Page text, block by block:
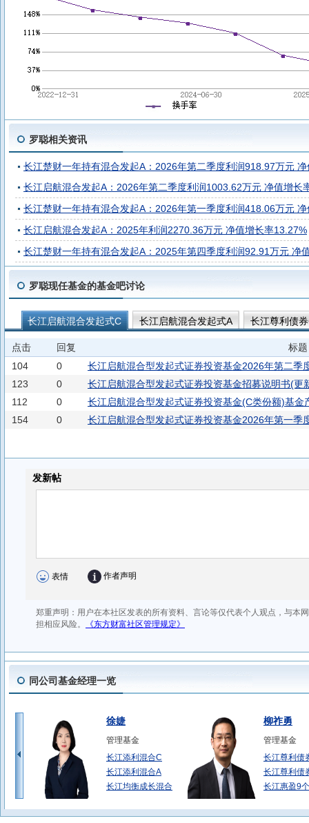
罗聪相关资讯
长江楚财一年持有混合发起A：2026年第二季度利润918.97万元
长江启航混合发起A：2026年第二季度利润1003.62万元 净值增长
长江楚财一年持有混合发起A：2026年第一季度利润418.06万元
长江启航混合发起A：2025年利润2270.36万元 净值增长率13.27%
长江楚财一年持有混合发起A：2025年第四季度利润92.91万元 净
罗聪现任基金的基金吧讨论
长江启航混合发起式C 长江启航混合发起式A
长江尊利债
长江尊利债券A
点击 回复
标题
104
0
长江启航混合型发起式证券投资基金2026年第二季
123
0
长江启航混合型发起式证券投资基金招募说明书(更
112
0
长江启航混合型发起式证券投资基金(C类份额)基金
154
0 长江启航混合型发起式证券投资基金2026年第一季
同公司基金经理一览
徐婕
管理基金
长江添利混合C
长江添利混合A
长江均衡成长混合
柳祚勇
管理基金
长江尊利债
长江尊利债
长江惠盈9
陆威 罗聪